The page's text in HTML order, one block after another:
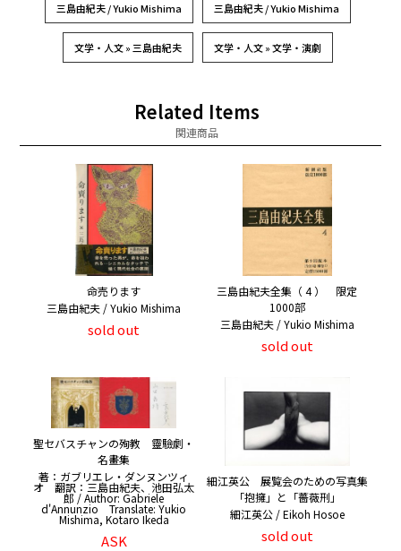
三島由紀夫 / Yukio Mishima 三島由紀夫 / Yukio Mishima
文学・人文 » 三島由紀夫 文学・人文 » 文学・演劇
Related Items
関連商品
命売ります
三島由紀夫 / Yukio Mishima
sold out
三島由紀夫全集（ 4 ） 限定
1000部
三島由紀夫 / Yukio Mishima
sold out
聖セバスチャンの殉教 靈驗劇・
名畫集
著：ガブリエレ・ダンヌンツィ
オ 翻訳：三島由紀夫、池田弘太
郎 / Author: Gabriele
d'Annunzio Translate: Yukio
Mishima, Kotaro Ikeda
ASK
細江英公 展覧会のための写真集
「抱擁」と「薔薇刑」
細江英公 / Eikoh Hosoe
sold out